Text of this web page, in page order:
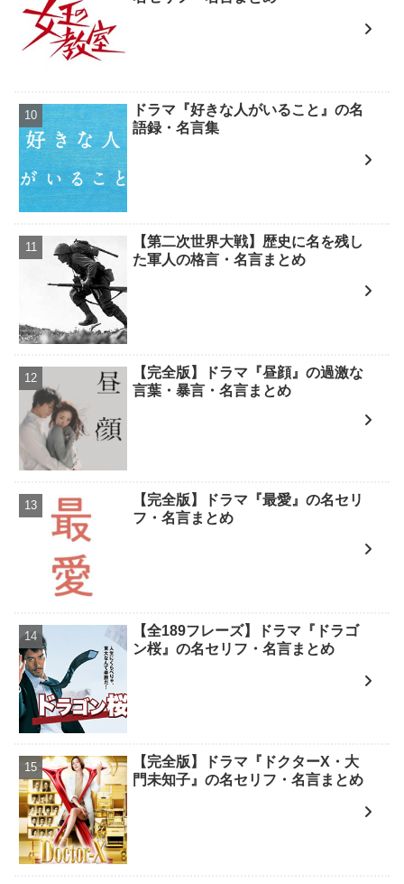
ドラマ『好きな人がいること』の名
語録・名言集
【第二次世界大戦】歴史に名を残し
た軍人の格言・名言まとめ
【完全版】ドラマ『昼顔』の過激な
言葉・暴言・名言まとめ
【完全版】ドラマ『最愛』の名セリ
フ・名言まとめ
【全189フレーズ】ドラマ『ドラゴ
ン桜』の名セリフ・名言まとめ
【完全版】ドラマ『ドクターX・大
門未知子』の名セリフ・名言まとめ